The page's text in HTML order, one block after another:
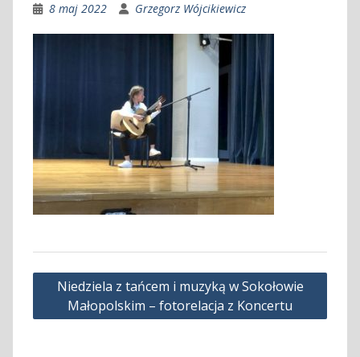
8 maj 2022 Grzegorz Wójcikiewicz
Nawigacja
wpisu
Niedziela z tańcem i muzyką w Sokołowie
Małopolskim – fotorelacja z Koncertu